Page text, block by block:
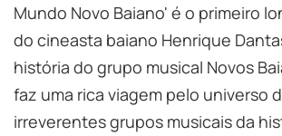
Mundo Novo Baiano' é o primeiro
do cineasta baiano Henrique
história do grupo musical Novos
faz uma rica viagem pelo universo
irreverentes grupos musicais da